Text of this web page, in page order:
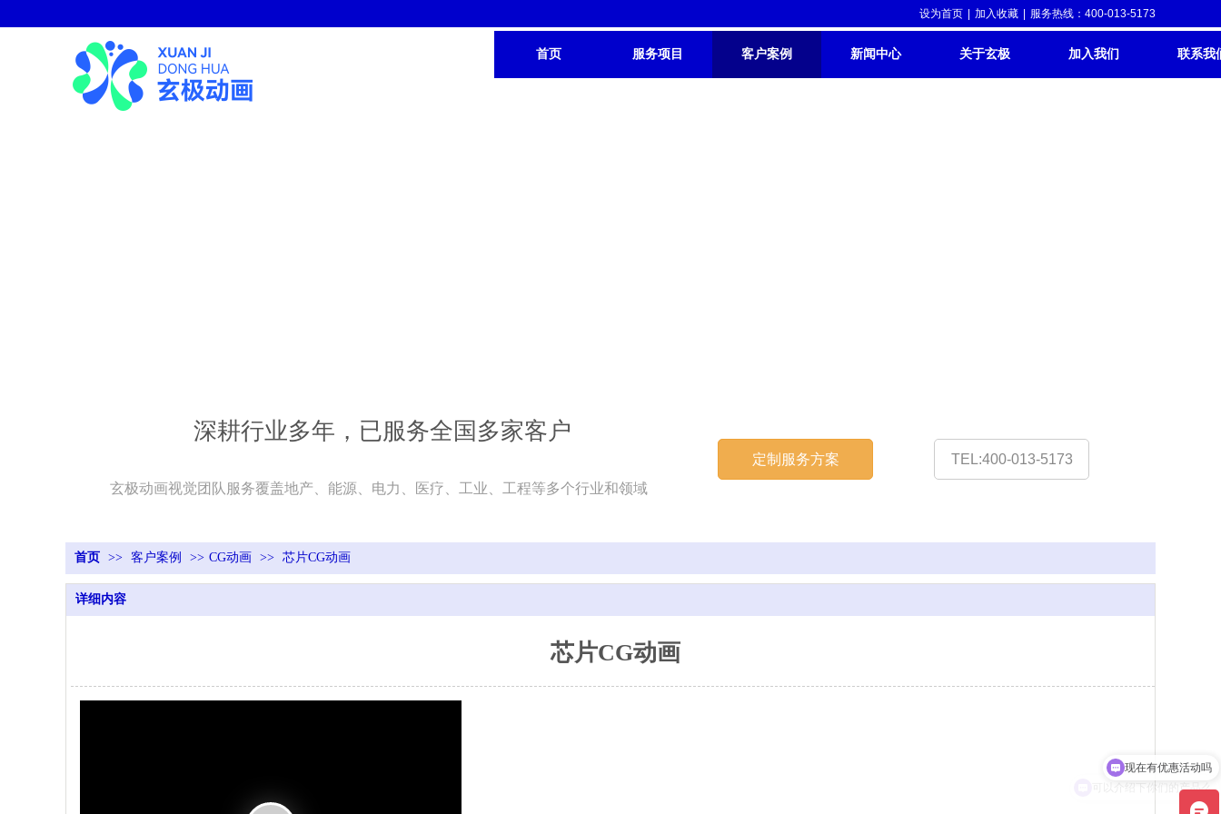
首页 服务项目 客户案例 新闻中心 关于玄极 加入我们 联系我
设为首页 加入收藏 服务热线：400-013-5173
深耕行业多年，已服务全国多家客户
玄极动画视觉团队服务覆盖地产、能源、电力、医疗、工业、工程等多个行业和领域
定制服务方案 TEL:400-013-5173
首页 >> 客户案例 >> CG动画 >> 芯片CG动画
详细内容
芯片CG动画
可以介绍下你们的产品么